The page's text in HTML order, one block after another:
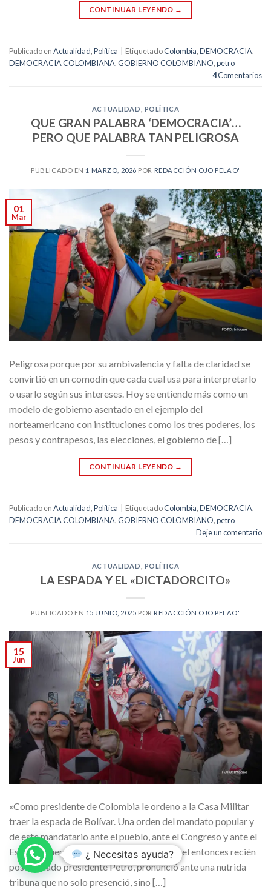
CONTINUAR LEYENDO →
Publicado enActualidad,Política EtiquetadoColombia,DEMOCRACIA,
DEMOCRACIA COLOMBIANA,GOBIERNO COLOMBIANO,petro
4Comentarios
ACTUALIDAD POLÍTICA
QUE GRAN PALABRA ‘DEMOCRACIA’…
PERO QUE PALABRA TAN PELIGROSA
PUBLICADO EN 1 MARZO, 2026 POR REDACCIÓN OJO PELAO'
01
Mar
Peligrosa porque por su ambivalencia y falta de claridad se
convirtió en un comodín que cada cual usa para interpretarlo
o usarlo según sus intereses. Hoy se entiende más como un
modelo de gobierno asentado en el ejemplo del
norteamericano con instituciones como los tres poderes, los
pesos y contrapesos, las elecciones, el gobierno de […]
CONTINUAR LEYENDO →
Publicado enActualidad,Política EtiquetadoColombia,DEMOCRACIA,
DEMOCRACIA COLOMBIANA,GOBIERNO COLOMBIANO,petro
Deje un comentario
ACTUALIDAD POLÍTICA
LA ESPADA Y EL «DICTADORCITO»
PUBLICADO EN 15 JUNIO, 2025 POR REDACCIÓN OJO PELAO'
15
Jun
«Como presidente de Colombia le ordeno a la Casa Militar
traer la espada de Bolívar. Una orden del mandato popular y
de este mandatario ante el pueblo, ante el Congreso y ante el
Estado», fueron las primeras palabras que el entonces recién
posesionado presidente Petro, pronunció ante una nutrida
tribuna que no solo presenció, sino […]
¿ Necesitas ayuda?